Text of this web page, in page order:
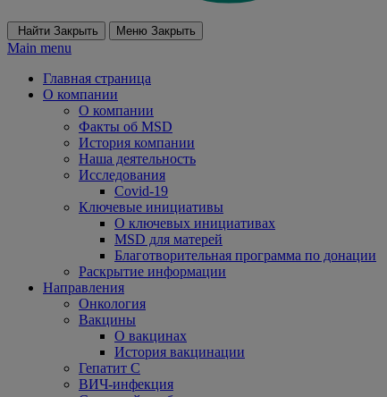
Найти Закрыть Меню Закрыть
Main menu
Главная страница
О компании
О компании
Факты об MSD
История компании
Наша деятельность
Исследования
Covid-19
Ключевые инициативы
О ключевых инициативах
MSD для матерей
Благотворительная программа по донации
Раскрытие информации
Направления
Онкология
Вакцины
О вакцинах
История вакцинации
Гепатит С
ВИЧ-инфекция